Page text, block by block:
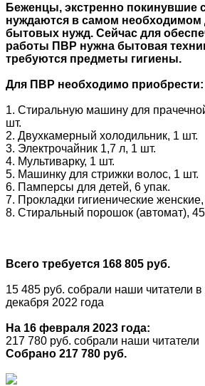
Беженцы, экстренно покинувшие
нуждаются в самом необходимом
бытовых нужд. Сейчас для
работы ПВР нужна бытовая
требуются предметы гигиены.
Для ПВР необходимо приобрести:
1. Стиральную машину для прачечной
шт.
2. Двухкамерный холодильник, 1 шт.
3. Электрочайник 1,7 л, 1 шт.
4. Мультиварку, 1 шт.
5. Машинку для стрижки волос, 1 шт.
6. Памперсы для детей, 6 упак.
7. Прокладки гигиенические
8. Стиральный порошок (автомат), 45
Всего требуется 168 805 руб.
15 485 руб. собрали наши читатели
декабря 2022 года
На 16 февраля 2023 года:
217 780 руб. собрали наши читатели
Собрано 217 780 руб.